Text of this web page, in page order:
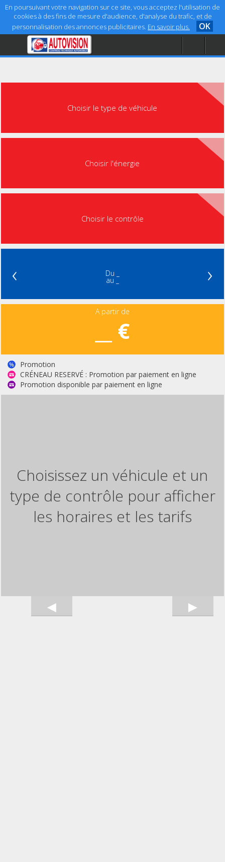
En poursuivant votre navigation sur ce site, vous acceptez l'utilisation de
cookies à des fins de mesure d'audience, d'analyse du trafic, et de
personnalisation des annonces publicitaires. En savoir plus. OK
Accueil
Aide
Choisir le type de véhicule
Choisir l'énergie
Choisir le contrôle
‹ Du _
au _ ›
A partir de
__ €
Promotion
CRÉNEAU RESERVÉ : Promotion par paiement en ligne
Promotion disponible par paiement en ligne
Choisissez un véhicule et un
type de contrôle pour afficher
les horaires et les tarifs